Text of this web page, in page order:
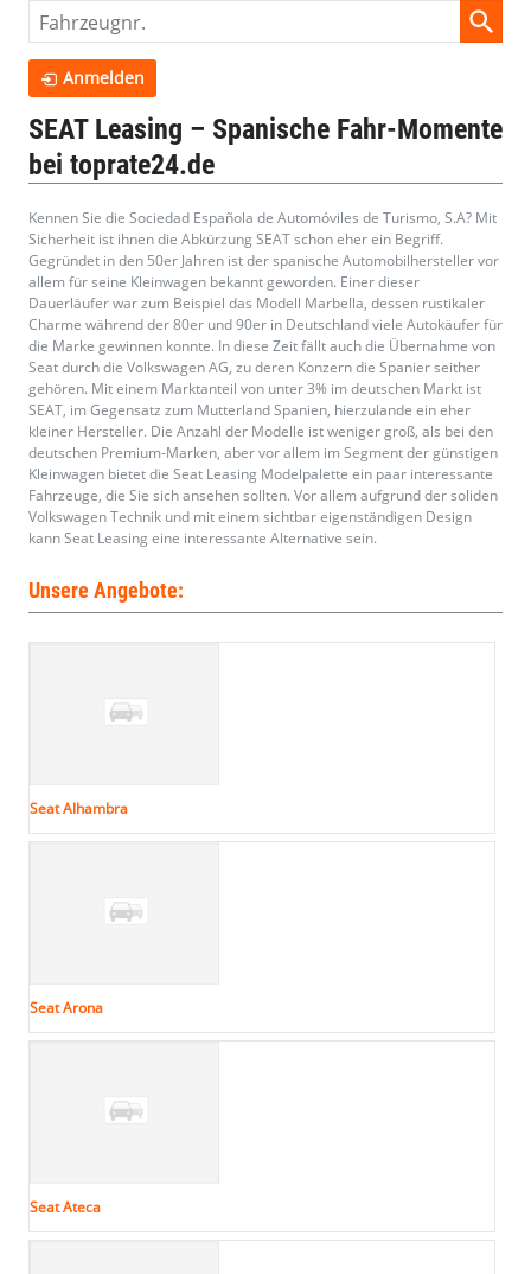
SEAT Leasing – Spanische Fahr-Momente
bei toprate24.de
Kennen Sie die Sociedad Española de Automóviles de Turismo, S.A? Mit
Sicherheit ist ihnen die Abkürzung SEAT schon eher ein Begriff.
Gegründet in den 50er Jahren ist der spanische Automobilhersteller vor
allem für seine Kleinwagen bekannt geworden. Einer dieser
Dauerläufer war zum Beispiel das Modell Marbella, dessen rustikaler
Charme während der 80er und 90er in Deutschland viele Autokäufer für
die Marke gewinnen konnte. In diese Zeit fällt auch die Übernahme von
Seat durch die Volkswagen AG, zu deren Konzern die Spanier seither
gehören. Mit einem Marktanteil von unter 3% im deutschen Markt ist
SEAT, im Gegensatz zum Mutterland Spanien, hierzulande ein eher
kleiner Hersteller. Die Anzahl der Modelle ist weniger groß, als bei den
deutschen Premium-Marken, aber vor allem im Segment der günstigen
Kleinwagen bietet die Seat Leasing Modelpalette ein paar interessante
Fahrzeuge, die Sie sich ansehen sollten. Vor allem aufgrund der soliden
Volkswagen Technik und mit einem sichtbar eigenständigen Design
kann Seat Leasing eine interessante Alternative sein.
Unsere Angebote:
Seat Alhambra
Seat Arona
Seat Ateca
Fahrzeugnr.
Anmelden